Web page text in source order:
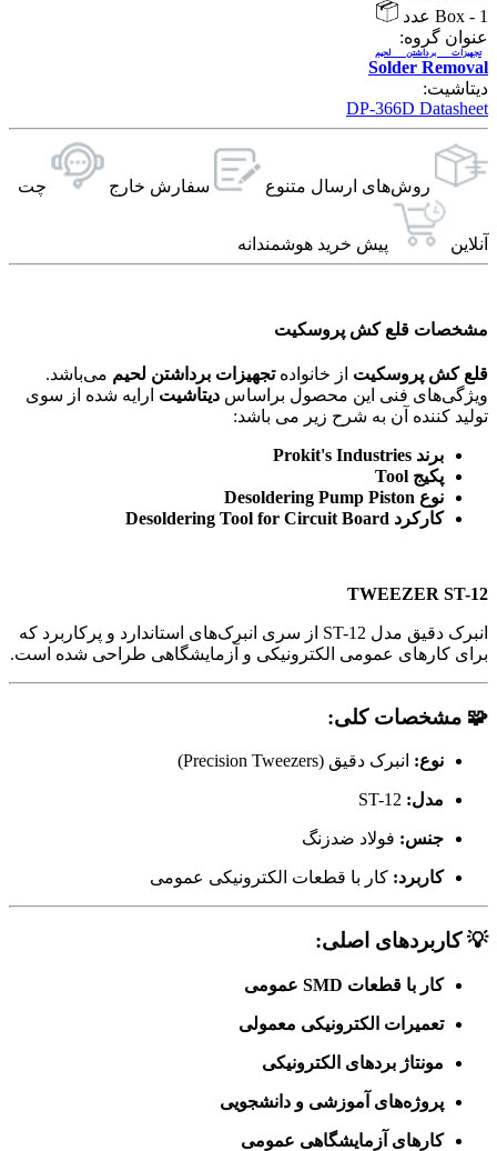
Box - 1 عدد
عنوان گروه:
Solder Removal
تجهیزات برداشتن لحیم
دیتاشیت:
DP-366D Datasheet
روش‌های ارسال‌ متنوع سفارش خارج چت
آنلاین پیش خرید هوشمندانه
مشخصات قلع کش پروسکیت
قلع کش پروسکیت از خانوادهتجهیزات برداشتن لحیم می‌باشد.
ویژگی‌های فنی این محصول براساس دیتاشیت ارایه شده از سوی
تولید کننده آن به شرح زیر می باشد:
برند Prokit's Industries
پکیج Tool
نوع Desoldering Pump Piston
کارکرد Desoldering Tool for Circuit Board
TWEEZER ST-12
انبرک دقیق مدل ST-12 از سری انبرک‌های استاندارد و پرکاربرد که
برای کارهای عمومی الکترونیکی و آزمایشگاهی طراحی شده است.
🧩 مشخصات کلی:
نوع: انبرک دقیق (Precision Tweezers)
مدل:
جنس: فولاد ضدزنگ
کاربرد: کار با قطعات الکترونیکی عمومی
💡 کاربردهای اصلی:
کار با قطعات SMD عمومی
تعمیرات الکترونیکی معمولی
مونتاژ بردهای الکترونیکی
پروژه‌های آموزشی و دانشجویی
کارهای آزمایشگاهی عمومی